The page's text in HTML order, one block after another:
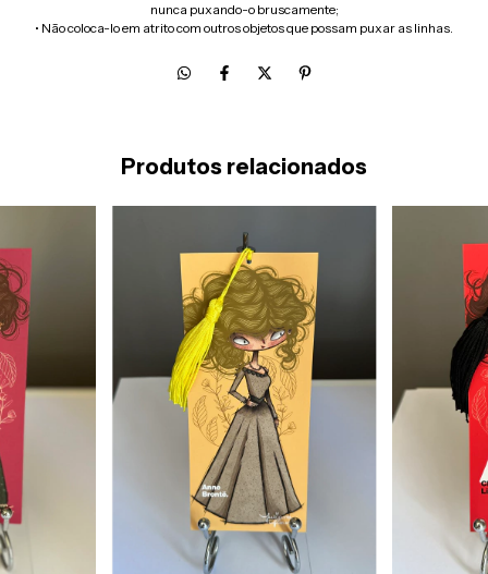
nunca puxando-o bruscamente;
• Não coloca-lo em atrito com outros objetos que possam puxar as linhas.
Produtos relacionados